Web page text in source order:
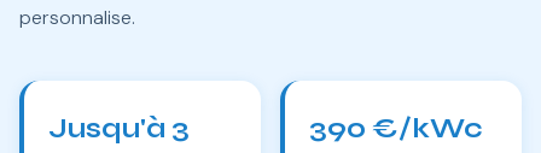
personnalise.
Jusqu'à 3
390 €/kWc